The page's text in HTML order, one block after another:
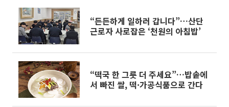
“든든하게 일하러 갑니다”…산단
근로자 사로잡은 ‘천원의 아침밥’
“떡국 한 그릇 더 주세요”…밥솥에
서 빠진 쌀, 떡·가공식품으로 간다